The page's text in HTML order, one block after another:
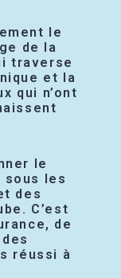
le
de la
traverse
et la
qui n’ont
le
sous les
des
C’est
de
réussi à